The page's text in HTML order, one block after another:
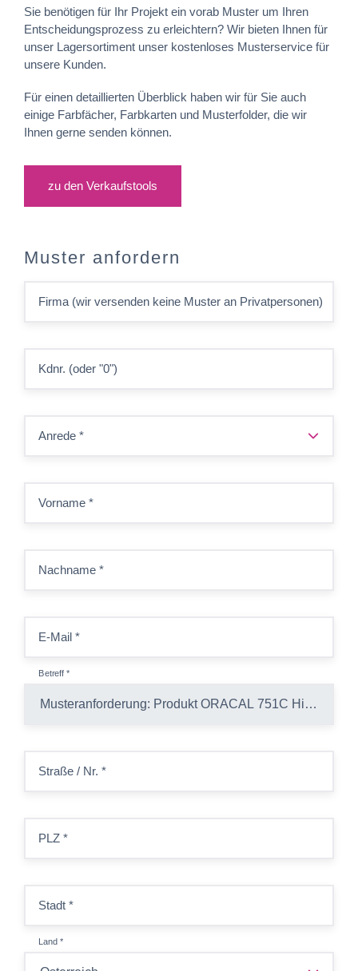
Sie benötigen für Ihr Projekt ein vorab Muster um Ihren
Entscheidungsprozess zu erleichtern? Wir bieten Ihnen für
unser Lagersortiment unser kostenloses Musterservice für
unsere Kunden.
Für einen detaillierten Überblick haben wir für Sie auch
einige Farbfächer, Farbkarten und Musterfolder, die wir
Ihnen gerne senden können.
zu den Verkaufstools
Muster anfordern
Firma (wir versenden keine Muster an Privatpersonen)
Kdnr. (oder "0")
Anrede *
Vorname *
Nachname *
E-Mail *
Betreff*
Straße / Nr. *
PLZ *
Stadt *
Land *